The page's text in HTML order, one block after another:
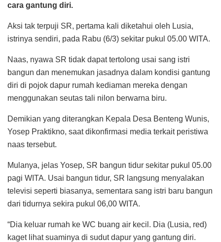
cara gantung diri.
Aksi tak terpuji SR, pertama kali diketahui oleh Lusia,
istrinya sendiri, pada Rabu (6/3) sekitar pukul 05.00 WITA.
Naas, nyawa SR tidak dapat tertolong usai sang istri
bangun dan menemukan jasadnya dalam kondisi gantung
diri di pojok dapur rumah kediaman mereka dengan
menggunakan seutas tali nilon berwarna biru.
Demikian yang diterangkan Kepala Desa Benteng Wunis,
Yosep Praktikno, saat dikonfirmasi media terkait peristiwa
naas tersebut.
Mulanya, jelas Yosep, SR bangun tidur sekitar pukul 05.00
pagi WITA. Usai bangun tidur, SR langsung menyalakan
televisi seperti biasanya, sementara sang istri baru bangun
dari tidurnya sekira pukul 06,00 WITA.
“Dia keluar rumah ke WC buang air kecil. Dia (Lusia, red)
kaget lihat suaminya di sudut dapur yang gantung diri.